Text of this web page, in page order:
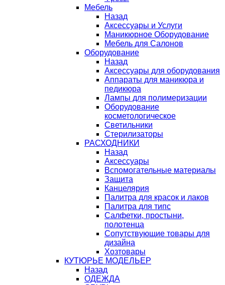
Мебель
Назад
Аксессуары и Услуги
Маникюрное Оборудование
Мебель для Салонов
Оборудование
Назад
Аксессуары для оборудования
Аппараты для маникюра и
педикюра
Лампы для полимеризации
Оборудование
косметологическое
Светильники
Стерилизаторы
РАСХОДНИКИ
Назад
Аксессуары
Вспомогательные материалы
Защита
Канцелярия
Палитра для красок и лаков
Палитра для типс
Салфетки, простыни,
полотенца
Сопутствующие товары для
дизайна
Хозтовары
КУТЮРЬЕ МОДЕЛЬЕР
Назад
ОДЕЖДА